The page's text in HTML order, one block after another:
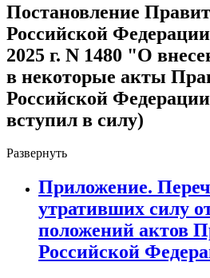
Постановление
Российской
2025 г. N 1480 "О
в некоторые акты
Российской
вступил в силу)
Развернуть
Приложение.
утративших силу
положений актов
Российской